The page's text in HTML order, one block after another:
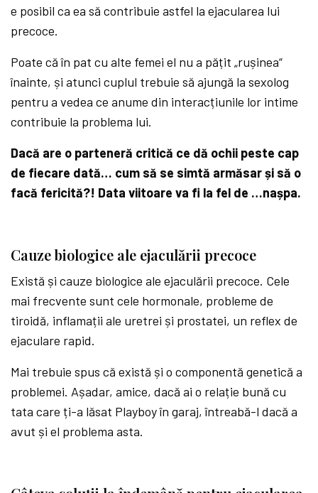
e posibil ca ea să contribuie astfel la ejacularea lui
precoce.
Poate că în pat cu alte femei el nu a pățit „rușinea“
înainte, și atunci cuplul trebuie să ajungă la sexolog
pentru a vedea ce anume din interacțiunile lor intime
contribuie la problema lui.
Dacă are o parteneră critică ce dă ochii peste cap
de fiecare dată… cum să se simtă armăsar și să o
facă fericită?! Data viitoare va fi la fel de …nașpa.
Cauze biologice ale ejaculării precoce
Există și cauze biologice ale ejaculării precoce. Cele
mai frecvente sunt cele hormonale, probleme de
tiroidă, inflamații ale uretrei și prostatei, un reflex de
ejaculare rapid.
Mai trebuie spus că există și o componentă genetică a
problemei. Așadar, amice, dacă ai o relație bună cu
tata care ți-a lăsat Playboy în garaj, întreabă-l dacă a
avut și el problema asta.